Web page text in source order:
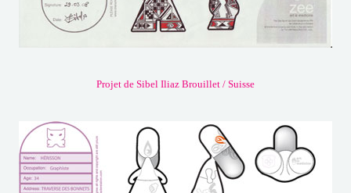
Projet de Sibel Iliaz Brouillet / Suisse